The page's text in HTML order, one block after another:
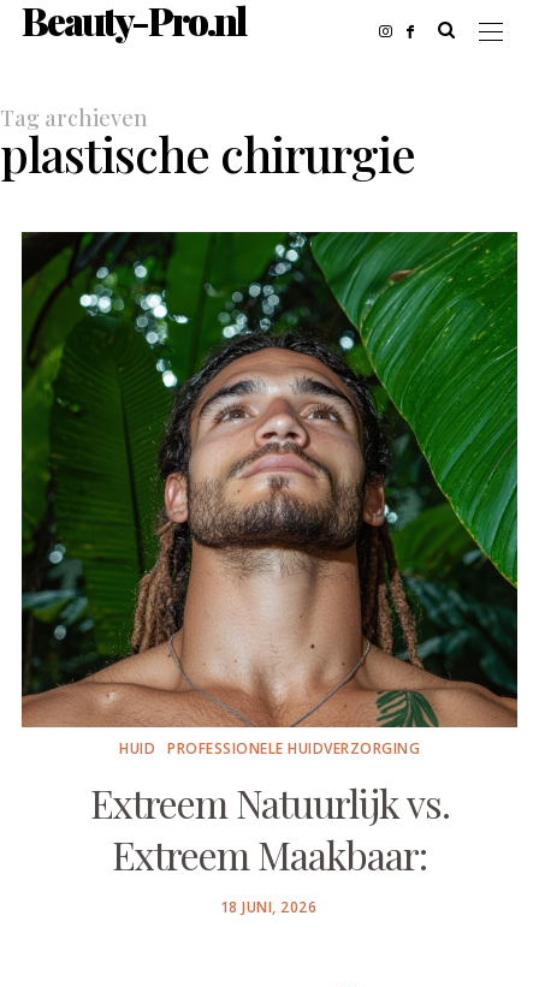
Beauty-Pro.nl
Tag archieven
plastische chirurgie
HUID PROFESSIONELE HUIDVERZORGING
Extreem Natuurlijk vs.
Extreem Maakbaar:
POSTED
18 JUNI, 2026